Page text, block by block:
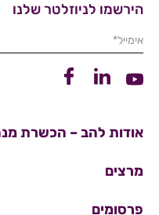
הירשמו לניוזלטר שלנו
אימייל*
קישור ליוטיובקישור ללינקדיןקישור לפייסבוק
אודות להב – הכשרת
מרצים
פרסומים